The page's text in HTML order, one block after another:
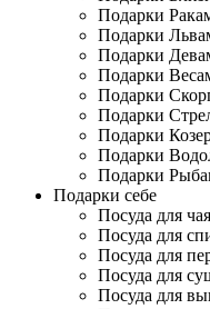
Подарки
Подарки
Подарки
Подарки
Подарки
Подарки
Подарки
Подарки
Подарки
Подарки себе
Посуда для
Посуда для
Посуда для
Посуда для
Посуда для